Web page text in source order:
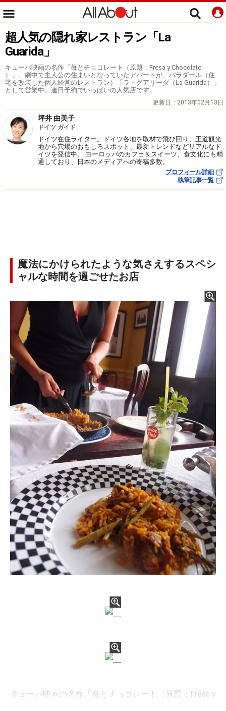
超人気の隠れ家レストラン「La
Guarida」
キューバ映画の名作「苺とチョコレート（原題：Fresa y Chocolate
）」。劇中で主人公の住まいとなっていたアパートが、パラダール（住
宅を改装した個人経営のレストラン）「ラ・グアリーダ（La Guarida）」
として営業中。連日予約でいっぱいの人気店です。
更新日： 2013年02月13日
坪井 由美子
ドイツ ガイド
ドイツ在住ライター。ドイツ各地を取材で飛び回り、王道観光
地から穴場のおもしろスポット、最新トレンドなどリアルなド
イツを発信中。 ヨーロッパのカフェ＆スイーツ、食文化にも精
通しており、日本のメディアへの寄稿多数。
プロフィール詳細
執筆記事一覧
魔法にかけられたような気さえするスペシ
ャルな時間を過ごせたお店
キューバ映画の名作「苺とチョコレート（原題：Fresa y